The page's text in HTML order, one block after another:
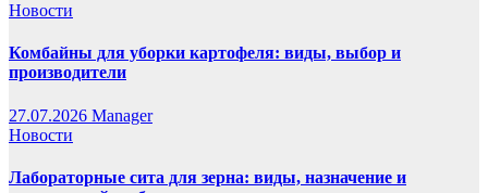
Новости
Комбайны для уборки картофеля: виды, выбор и
производители
27.07.2026 Manager
Новости
Лабораторные сита для зерна: виды, назначение и